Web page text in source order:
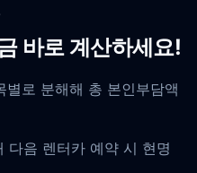
바로 계산하세요!
별로 분해해 총 본인부담액
다음 렌터카 예약 시 현명